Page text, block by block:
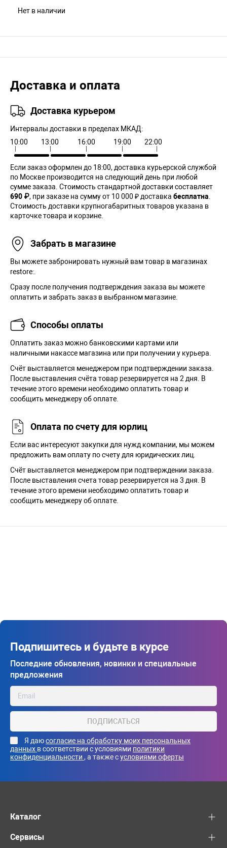
Нет в наличии
Доставка и оплата
Доставка курьером
Интервалы доставки в пределах МКАД:
10:00
13:00 16:00 19:00 22:00
Если заказ оформлен до 18:00, доставка курьерской службой
по Москве производится на следующий день при любой
сумме заказа. Cтоимость стандартной доставки составляет
690 ₽, при заказе на сумму от 10 000 ₽ доставка бесплатна
Стоимость доставки крупногабаритных товаров указана в
карточке товара и корзине.
Забрать в магазине
Вы можете забронировать нужный вам товар в магазинах
restore:.
Сразу после получения подтверждения заказа вы можете
оплатить и забрать заказ в выбранном магазине.
Способы оплаты
Оплатить заказ можно банковскими картами или
наличными накассе магазина или при получении у курьера.
Cчёт выставляется менеджером при подтверждении заказа.
После выставления счёта товар резервируется на 2 дня. В
течение этого времени необходимо оплатить товар и
сообщить менеджеру об оплате.
Оплата по счету для юрлиц
Если вас интересуют закупки для нужд компании, мы можем
предложить вам оплату по счету для юридических лиц.
Счёт выставляется менеджером при подтверждении заказа.
После выставления счета товар резервируется на 3 дня. В
течение этого времени необходимо оплатить товар и
сообщить менеджеру об оплате.
Подпишитесь и будьте в курсе
Последние обновления, новинки и специальные
предложения
ПОДПИСАТЬСЯ
Я даюсогласие на обработку моих персональных
данных в соответствии с условиями политики
конфиденциальности , а также сусловиями оферты
Каталог
Сервисы